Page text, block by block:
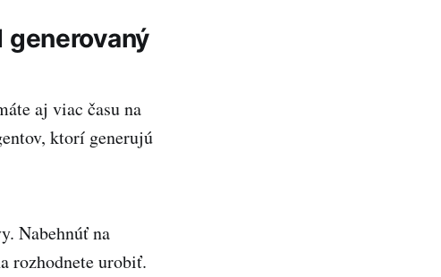
generovaný
aj viac času na
ktorí generujú
Nabehnúť na
rozhodnete urobiť.